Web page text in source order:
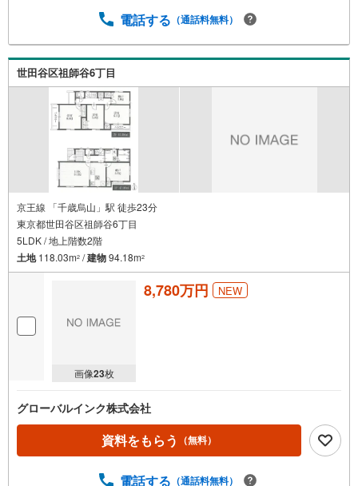
電話する （通話料無料）
世田谷区祖師谷6丁目
京王線 「千歳烏山」駅 徒歩23分
東京都世田谷区祖師谷6丁目
5LDK / 地上階数2階
土地118.03m2 /建物94.18m2
画像23枚
8,780万円 NEW
グローバルインク株式会社
資料をもらう （無料）
電話する （通話料無料）